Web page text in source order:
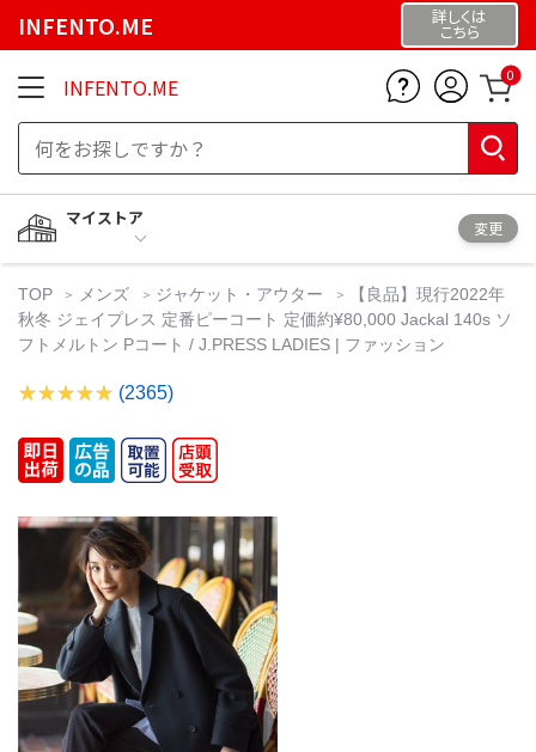
INFENTO.ME 詳しくは
こちら
INFENTO.ME 0
マイストア
変更
TOP メンズ ジャケット・アウター
【良品】現行2022年
秋冬 ジェイプレス 定番ピーコート 定価約¥80,000 Jackal 140s ソ
フトメルトン Pコート / J.PRESS LADIES | ファッション
(2365)